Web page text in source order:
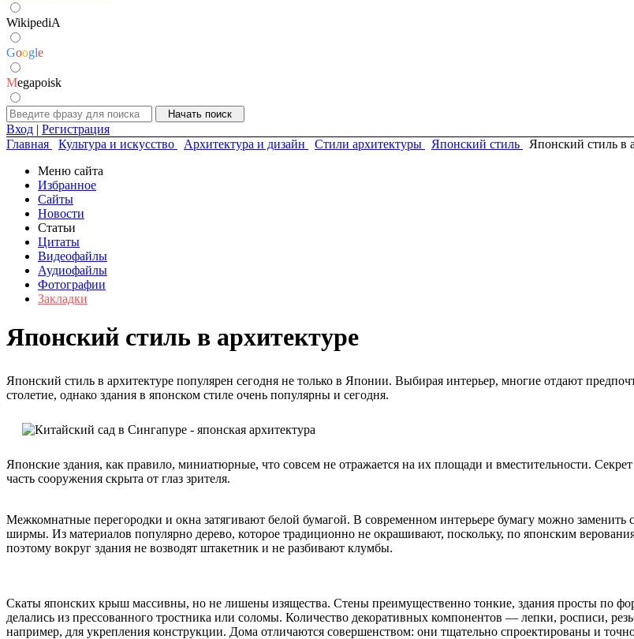
WikipediA
Google
Megapoisk
Вход | Регистрация
Главная
Культура и искусство Архитектура и дизайн Стили архитектуры Японский стиль
Японский стиль в
Меню сайта
Избранное
Сайты
Новости
Статьи
Цитаты
Видеофайлы
Аудиофайлы
Фотографии
Закладки
Японский стиль в архитектуре
Японский стиль в архитектуре популярен сегодня не только в Японии. Выбирая интерьер, многие отдают
столетие, однако здания в японском стиле очень популярны и сегодня.
Японские здания, как правило, миниатюрные, что совсем не отражается на их площади и вместительности.
часть сооружения скрыта от глаз зрителя.
Межкомнатные перегородки и окна затягивают белой бумагой. В современном интерьере бумагу можно
ширмы. Из материалов попу­лярно дерево, которое традиционно не окрашивают, поскольку, по японским
поэтому вокруг здания не возводят штакетник и не разбивают клумбы.
Скаты японских крыш массивны, но не лишены изящества. Стены преимущественно тонкие, здания просты по
делались из прессованного тростника или соломы. Количество декоративных компонентов — лепки, росписи,
например, для укрепления конструкции. Дома отличаются совершенством: они тщательно спроектированы и